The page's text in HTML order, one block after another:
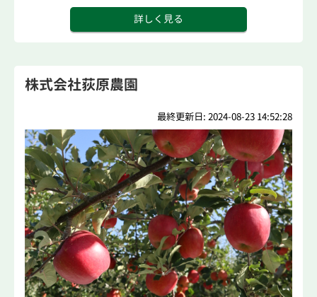
詳しく見る
株式会社荻原農園
最終更新日: 2024-08-23 14:52:28